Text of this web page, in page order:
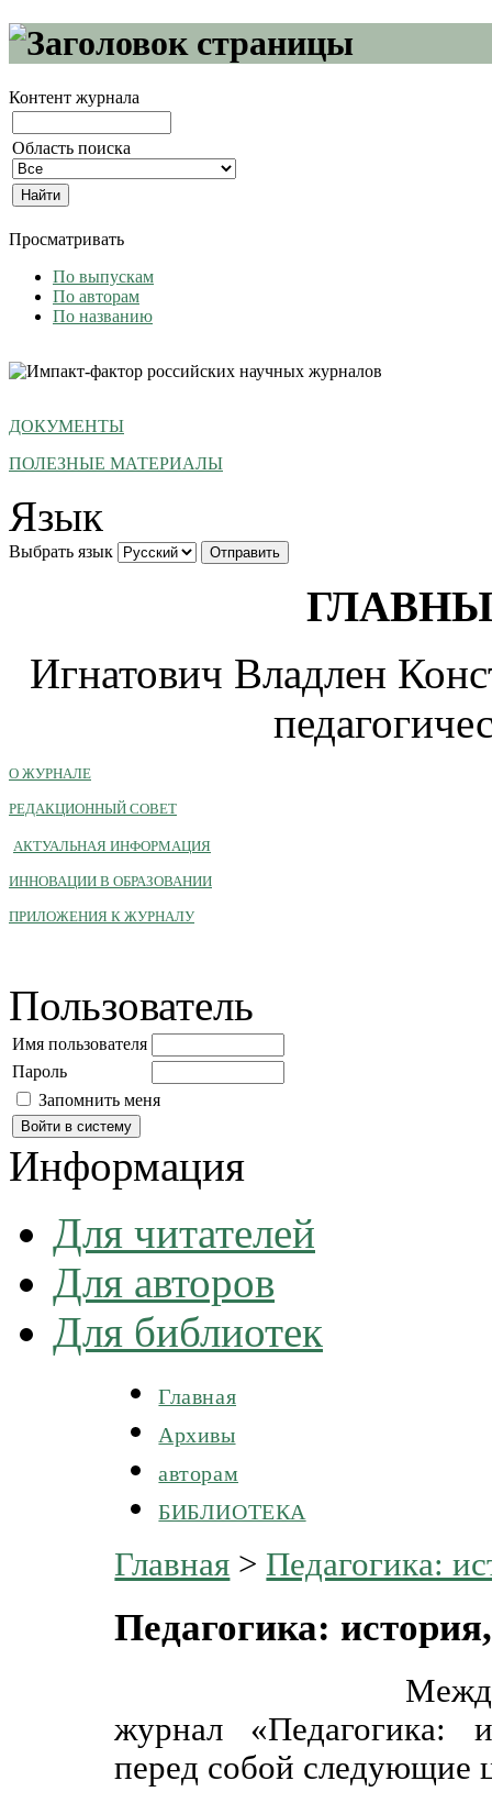
Контент журнала
Область поиска
Просматривать
По выпускам
По авторам
По названию
ДОКУМЕНТЫ
ПОЛЕЗНЫЕ МАТЕРИАЛЫ
Язык
Выбрать язык
Игнатович Владлен
О ЖУРНАЛЕ
РЕДАКЦИОННЫЙ СОВЕТ
АКТУАЛЬНАЯ ИНФОРМАЦИЯ
ИННОВАЦИИ В ОБРАЗОВАНИИ
ПРИЛОЖЕНИЯ К ЖУРНАЛУ
Пользователь
Имя пользователя
Пароль
Запомнить меня
Информация
Для читателей
Для авторов
Для библиотек
Главная
Архивы
авторам
БИБЛИОТЕКА
Главная > Педагогика:
Педагогика:
журнал «Педагогика:
перед собой следующие